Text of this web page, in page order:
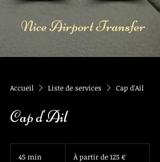
Nice Airport Transfer
Accueil Liste de services Cap d'Ail
Cap d'Ail
45 min
partirÀ partir de 125 €